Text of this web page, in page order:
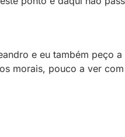
e eu também peço
morais, pouco a ver